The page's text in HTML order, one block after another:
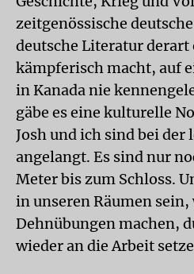
zeitgenössische
deutsche Literatur derart
kämpferisch macht, auf
in Kanada nie
gäbe es eine kulturelle
Josh und ich sind bei der
angelangt. Es sind nur
Meter bis zum Schloss.
in unseren Räumen
Dehnübungen machen,
wieder an die Arbeit